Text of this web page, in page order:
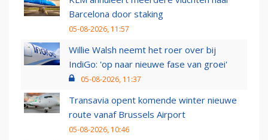
Barcelona door staking
05-08-2026, 11:57
Willie Walsh neemt het roer over bij
IndiGo: 'op naar nieuwe fase van groei'
05-08-2026, 11:37
Transavia opent komende winter nieuwe
route vanaf Brussels Airport
05-08-2026, 10:46